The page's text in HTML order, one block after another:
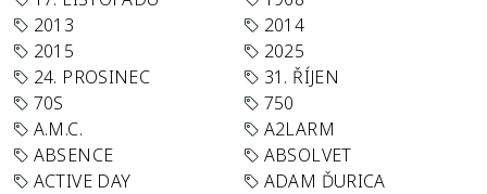
2013
2014
2015
2025
24. PROSINEC
31. ŘÍJEN
70S
750
A.M.C.
A2LARM
ABSENCE
ABSOLVET
ACTIVE DAY
ADAM ĎURICA